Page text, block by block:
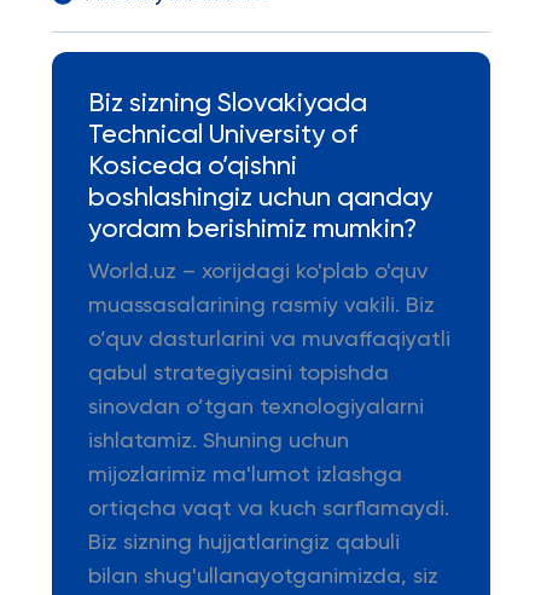
Biz sizning Slovakiyada
Technical University of
Kosiceda o’qishni
boshlashingiz uchun qanday
yordam berishimiz mumkin?
World.uz – xorijdagi ko'plab o'quv
muassasalarining rasmiy vakili. Biz
o’quv dasturlarini va muvaffaqiyatli
qabul strategiyasini topishda
sinovdan o’tgan texnologiyalarni
ishlatamiz. Shuning uchun
mijozlarimiz ma'lumot izlashga
ortiqcha vaqt va kuch sarflamaydi.
Biz sizning hujjatlaringiz qabuli
bilan shug'ullanayotganimizda, siz